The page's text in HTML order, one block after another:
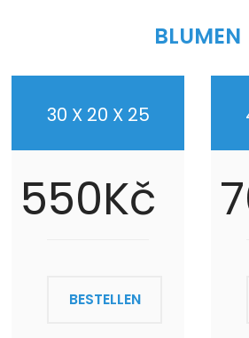
BLUMEN
30 X 20 X 25
550Kč
BESTELLEN